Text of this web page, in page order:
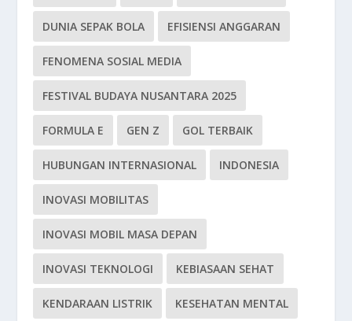
DUNIA SEPAK BOLA EFISIENSI ANGGARAN
FENOMENA SOSIAL MEDIA
FESTIVAL BUDAYA NUSANTARA 2025
FORMULA E GEN Z GOL TERBAIK
HUBUNGAN INTERNASIONAL INDONESIA
INOVASI MOBILITAS
INOVASI MOBIL MASA DEPAN
INOVASI TEKNOLOGI KEBIASAAN SEHAT
KENDARAAN LISTRIK KESEHATAN MENTAL